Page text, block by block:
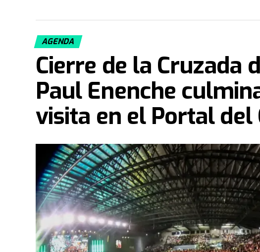
AGENDA
Cierre de la Cruzada
Paul Enenche
visita en el Portal del